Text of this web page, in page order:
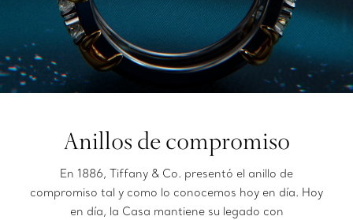
Anillos de compromiso
En 1886, Tiffany & Co. presentó el anillo de
compromiso tal y como lo conocemos hoy en día. Hoy
en día, la Casa mantiene su legado con